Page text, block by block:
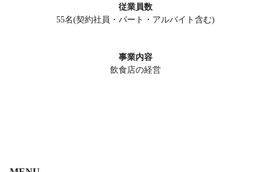
従業員数
55名(契約社員・パート・アルバイト含む)
事業内容
飲食店の経営